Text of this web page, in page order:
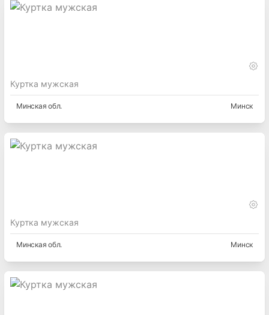
Куртка мужская
Минская обл. Минск
Куртка мужская
Минская обл. Минск